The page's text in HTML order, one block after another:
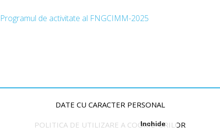
Inchide
Programul de activitate al FNGCIMM-2025
DATE CU CARACTER PERSONAL
POLITICA DE UTILIZARE A COOKIE-URILOR